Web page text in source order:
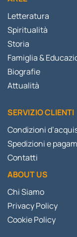
Letteratura
Spiritualità
Storia
Famiglia &
Biografie
Attualità
SERVIZIO CLIENTI
Condizioni
Spedizioni e
Contatti
ABOUT US
Chi Siamo
Privacy Policy
Cookie Policy